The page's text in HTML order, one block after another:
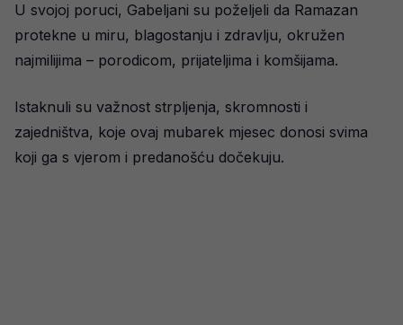
U svojoj poruci, Gabeljani su poželjeli da Ramazan
protekne u miru, blagostanju i zdravlju, okružen
najmilijima – porodicom, prijateljima i komšijama.
Istaknuli su važnost strpljenja, skromnosti i
zajedništva, koje ovaj mubarek mjesec donosi svima
koji ga s vjerom i predanošću dočekuju.